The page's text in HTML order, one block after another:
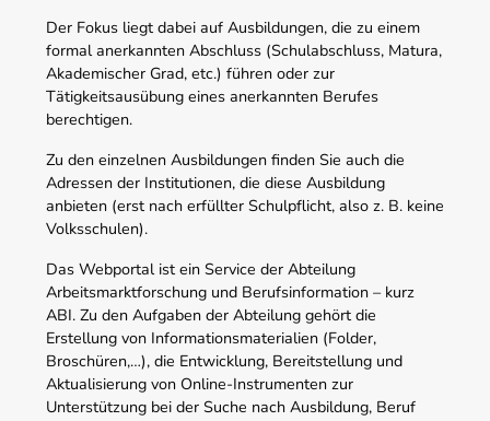
Der Fokus liegt dabei auf Ausbildungen, die zu einem
formal anerkannten Abschluss (Schulabschluss, Matura,
Akademischer Grad, etc.) führen oder zur
Tätigkeitsausübung eines anerkannten Berufes
berechtigen.
Zu den einzelnen Ausbildungen finden Sie auch die
Adressen der Institutionen, die diese Ausbildung
anbieten (erst nach erfüllter Schulpflicht, also z. B. keine
Volksschulen).
Das Webportal ist ein Service der Abteilung
Arbeitsmarktforschung und Berufsinformation – kurz
ABI. Zu den Aufgaben der Abteilung gehört die
Erstellung von Informationsmaterialien (Folder,
Broschüren,…), die Entwicklung, Bereitstellung und
Aktualisierung von Online-Instrumenten zur
Unterstützung bei der Suche nach Ausbildung, Beruf